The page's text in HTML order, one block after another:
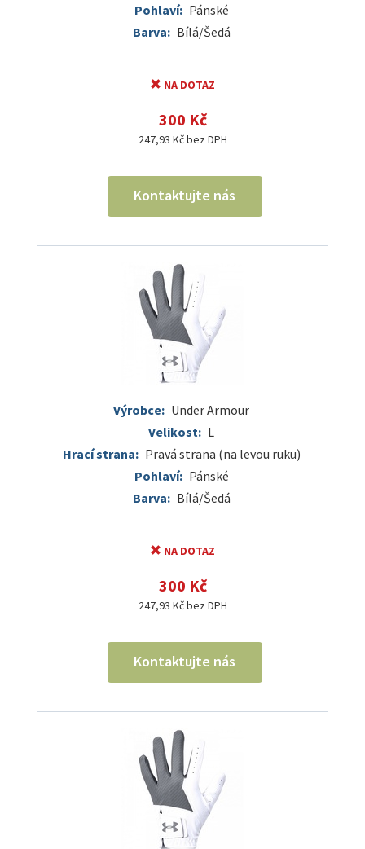
Pohlaví: Pánské
Barva: Bílá/Šedá
NA DOTAZ
300 Kč
247,93 Kč bez DPH
Kontaktujte nás
Výrobce: Under Armour
Velikost: L
Hrací strana: Pravá strana (na levou ruku)
Pohlaví: Pánské
Barva: Bílá/Šedá
NA DOTAZ
300 Kč
247,93 Kč bez DPH
Kontaktujte nás